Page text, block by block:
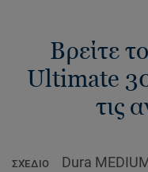
Βρείτε
Ultimate 30
τις
ΣΧΈΔΙΟ Dura